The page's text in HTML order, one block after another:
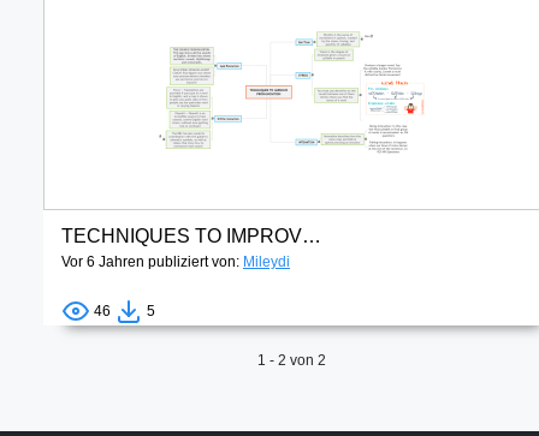
TECHNIQUES TO IMPROVE PRONUNCIATION(1)
Vor 6 Jahren publiziert von: Mileydi
46 5
1 - 2 von 2